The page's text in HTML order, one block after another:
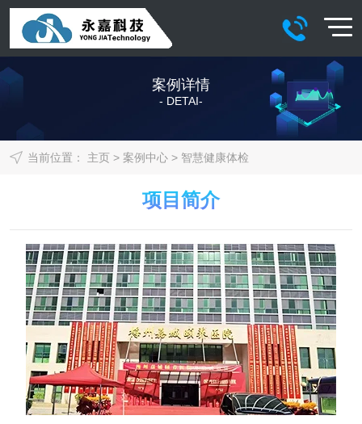
案例详情
- DETAI-
当前位置： 主页> 案例中心> 智慧健康体检
项目简介